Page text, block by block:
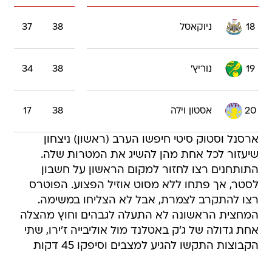
18 ניוקאסל 38
37
19 נוריץ' 38
34
20 אסטון וילה 38
17
ארסנל וסטוק סיטי חיפשו הערב (ראשון) ניצחון
שיעזור לכל אחת מהן להשיג את המטרות שלה.
התותחנים רצו לחזור למקום הראשון על חשבון
לסטר, אך פתחו ללא מסוט אוזיל הפצוע. הפוטרס
רצו להתקרב לצמרת, אבל לא הצליחו במשימה.
המחצית הראשונה לא התעלה לגבהים וחוץ מהצלה
אחת גדולה של ג'ק באטלנד מול אוליבייה ז'ירו, שתי
הקבוצות התקשו להגיע למצבים וסיפקו 45 דקות